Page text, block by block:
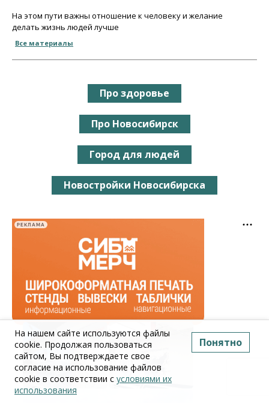
На этом пути важны отношение к человеку и желание
делать жизнь людей лучше
Все материалы
Про здоровье
Про Новосибирск
Город для людей
Новостройки Новосибирска
РЕКЛАМА
На нашем сайте используются файлы
cookie. Продолжая пользоваться
сайтом, Вы подтверждаете свое
согласие на использование файлов
cookie в соответствии с условиями их
использования
Понятно